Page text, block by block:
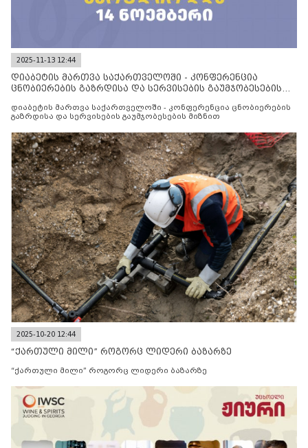
2025-11-13 12:44
დიაბეტის მართვა საქართველოში - კონფერენცია
ცნობიერების გაზრდისა და სერვისების გაუმჯობესების
დიაბეტის მართვა საქართველოში - კონფერენცია ცნობიერების
გაზრდისა და სერვისების გაუმჯობესების მიზნით
2025-10-20 12:44
“ქართული მილი” როგორც ლიდერი ბაზარზე
“ქართული მილი” როგორც ლიდერი ბაზარზე